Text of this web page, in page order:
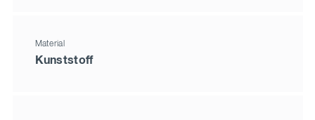
Material
Kunststoff